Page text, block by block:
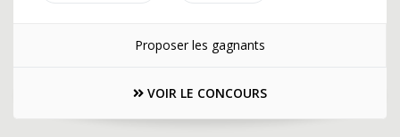
Proposer les gagnants
VOIR LE CONCOURS